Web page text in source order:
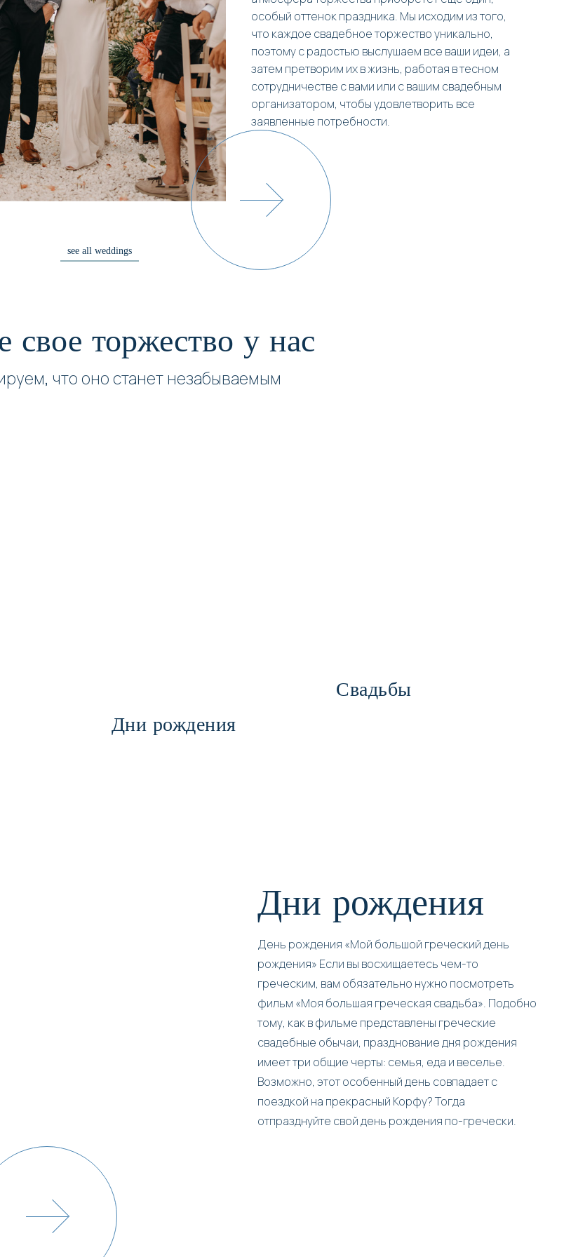
особый оттенок праздника. Мы исходим из того,
что каждое свадебное торжество уникально,
поэтому с радостью выслушаем все ваши идеи, а
затем претворим их в жизнь, работая в тесном
сотрудничестве с вами или с вашим свадебным
организатором, чтобы удовлетворить все
заявленные потребности.
see all weddings
свое торжество у нас
что оно станет незабываемым
Дни рождения
Свадьбы
Дни рождения
День рождения «Мой большой греческий день
рождения» Если вы восхищаетесь чем-то
греческим, вам обязательно нужно посмотреть
фильм «Моя большая греческая свадьба». Подобно
тому, как в фильме представлены греческие
свадебные обычаи, празднование дня рождения
имеет три общие черты: семья, еда и веселье.
Возможно, этот особенный день совпадает с
поездкой на прекрасный Корфу? Тогда
отпразднуйте свой день рождения по-гречески.